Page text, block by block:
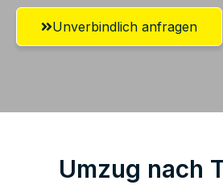
Unverbindlich anfragen
Umzug nach